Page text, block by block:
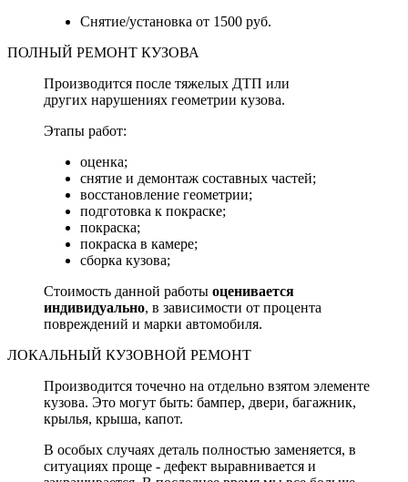
Снятие/установка от 1500 руб.
ПОЛНЫЙ РЕМОНТ КУЗОВА
Производится после тяжелых ДТП или
других нарушениях геометрии кузова.
Этапы работ:
оценка;
снятие и демонтаж составных частей;
восстановление геометрии;
подготовка к покраске;
покраска;
покраска в камере;
сборка кузова;
Стоимость данной работы оценивается
индивидуально, в зависимости от процента
повреждений и марки автомобиля.
ЛОКАЛЬНЫЙ КУЗОВНОЙ РЕМОНТ
Производится точечно на отдельно взятом элементе
кузова. Это могут быть: бампер, двери, багажник,
крылья, крыша, капот.
В особых случаях деталь полностью заменяется, в
ситуациях проще - дефект выравнивается и